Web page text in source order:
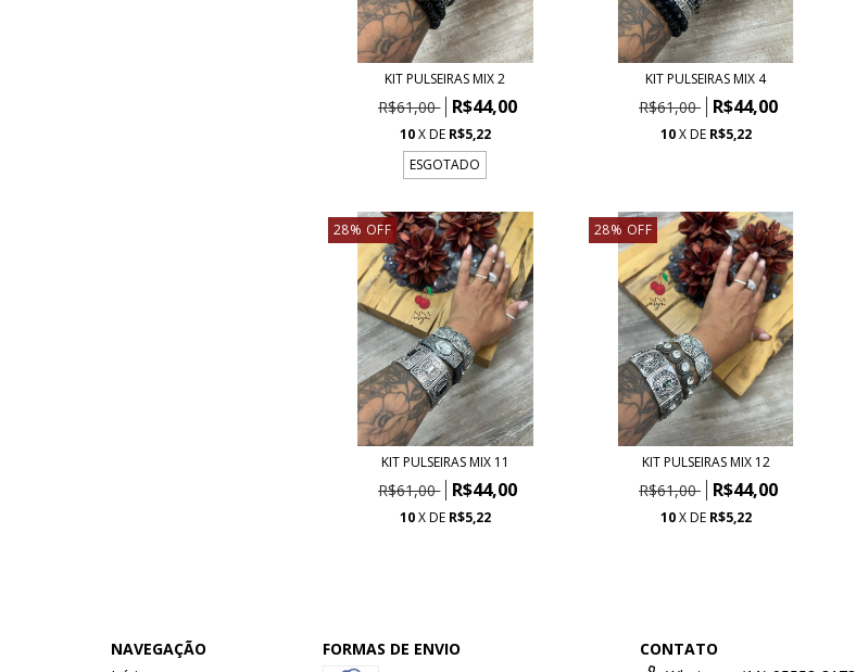
KIT PULSEIRAS MIX 2
R$61,00 R$44,00
10X DE R$5,22
ESGOTADO
KIT PULSEIRAS MIX 4
R$61,00 R$44,00
10 X DE R$5,22
28% OFF
KIT PULSEIRAS MIX 11
R$61,00 R$44,00
10X DE R$5,22
28% OFF
KIT PULSEIRAS MIX 12
R$61,00 R$44,00
10 X DE R$5,22
NAVEGAÇÃO
FORMAS DE ENVIO
CONTATO